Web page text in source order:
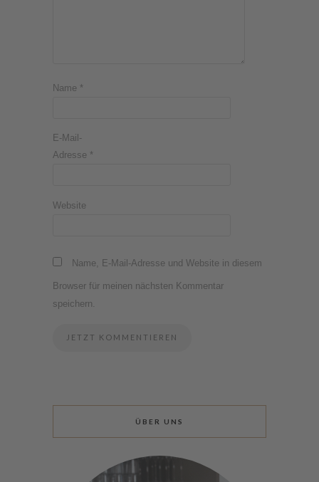
Name *
E-Mail-
Adresse *
Website
Name, E-Mail-Adresse und Website in diesem
Browser für meinen nächsten Kommentar
speichern.
ÜBER UNS